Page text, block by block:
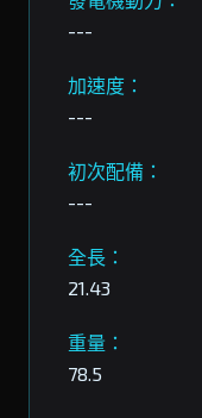
---
加速度：
---
初次配備：
---
全長：
21.43
重量：
78.5